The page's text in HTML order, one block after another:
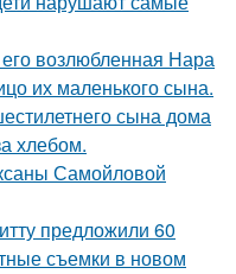
возлюбленная Нара
их маленького сына.
сына дома
хлебом.
Самойловой
предложили 60
съемки в новом